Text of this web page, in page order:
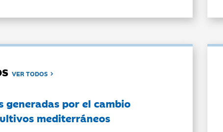
VER TODOS
generadas por el cambio
mediterráneos